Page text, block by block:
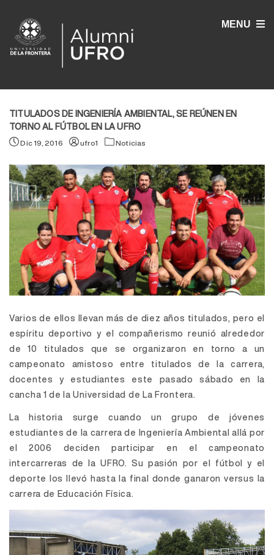
MENU
TITULADOS DE INGENIERÍA AMBIENTAL, SE REÚNEN EN
TORNO AL FÚTBOL EN LA UFRO
Dic 19, 2016 ufro1 Noticias
Varios de ellos llevan más de diez años titulados, pero el
espíritu deportivo y el compañerismo reunió alrededor
de 10 titulados que se organizaron en torno a un
campeonato amistoso entre titulados de la carrera,
docentes y estudiantes este pasado sábado en la
cancha 1 de la Universidad de La Frontera.
La historia surge cuando un grupo de jóvenes
estudiantes de la carrera de Ingeniería Ambiental allá por
el 2006 deciden participar en el campeonato
intercarreras de la UFRO. Su pasión por el fútbol y el
deporte los llevó hasta la final donde ganaron versus la
carrera de Educación Física.